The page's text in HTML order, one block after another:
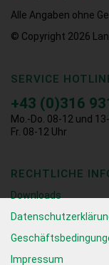
Alle Angaben ohne
© Copyright 2026
SERVICE
+43 (0)316
Mo.-Do. 08-12 und
Fr. 08-12 Uhr
RECHTLICHE
Downloads
Impressum